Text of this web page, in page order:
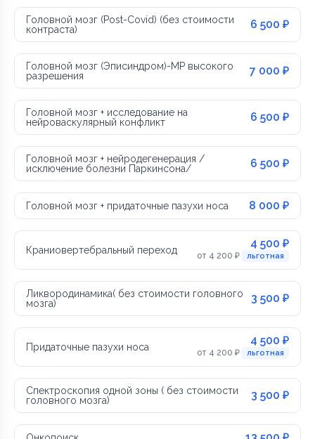
Головной мозг (Post-Covid) (без стоимости
контраста)
6 500 ₽
Головной мозг (Эписиндром)-МР высокого
разрешения
7 000 ₽
Головной мозг + исследование на
нейроваскулярный конфликт
6 500 ₽
Головной мозг + нейродегенерация /
исключение болезни Паркинсона/
6 500 ₽
Головной мозг + придаточные пазухи носа 8 000 ₽
Краниовертебральный переход 4 500 ₽
от 4 200 ₽ льготная
Ликвородинамика( без стоимости головного
мозга)
3 500 ₽
Придаточные пазухи носа 4 500 ₽
от 4 200 ₽ льготная
Спектроскопия одной зоны ( без стоимости
головного мозга)
3 500 ₽